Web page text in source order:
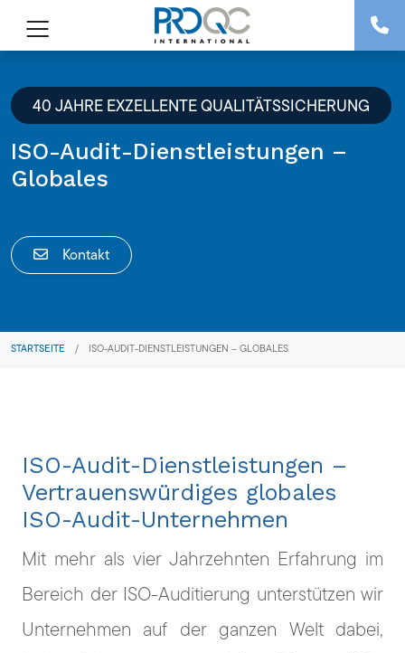
40 JAHRE EXZELLENTE QUALITÄTSSICHERUNG
ISO-Audit-Dienstleistungen –
Globales
Kontakt
STARTSEITE / ISO-AUDIT-DIENSTLEISTUNGEN – GLOBALES
ISO-Audit-Dienstleistungen –
Vertrauenswürdiges globales
ISO-Audit-Unternehmen
Mit mehr als vier Jahrzehnten Erfahrung im
Bereich der ISO-Auditierung unterstützen wir
Unternehmen auf der ganzen Welt dabei,